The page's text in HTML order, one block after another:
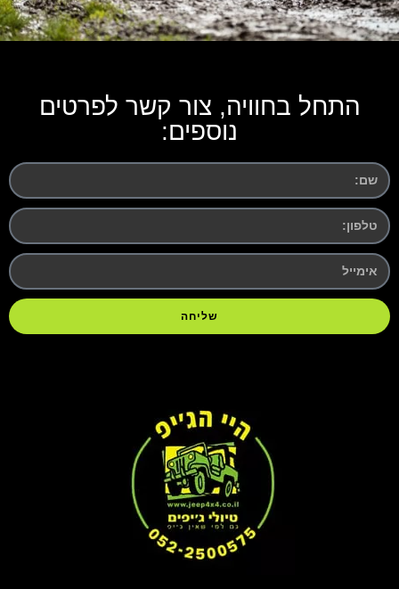
התחל בחוויה, צור קשר לפרטים
נוספים:
שליחה